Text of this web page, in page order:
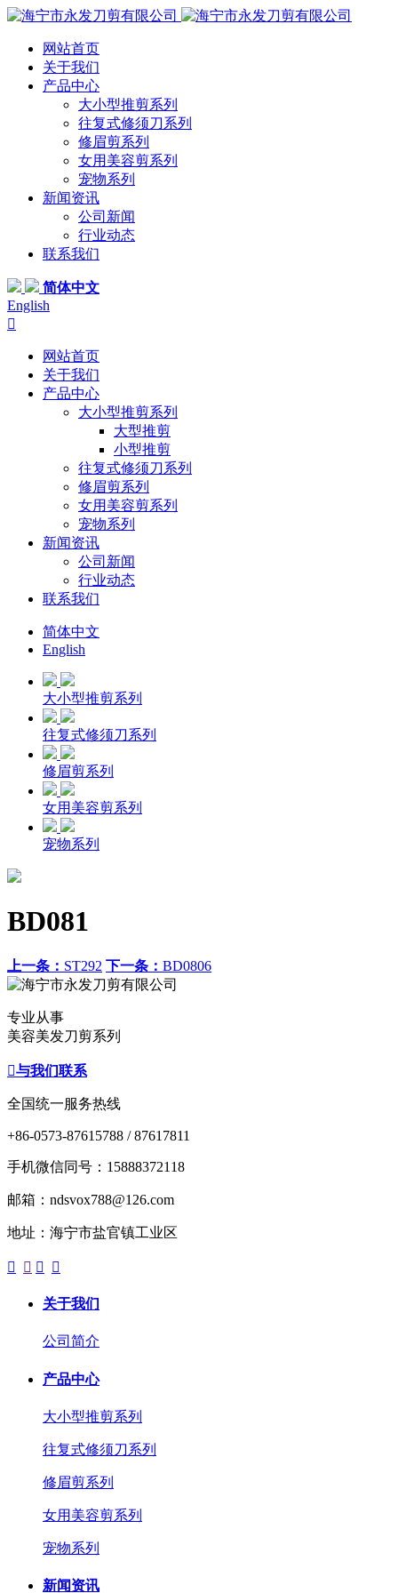
网站首页
关于我们
产品中心
大小型推剪系列
往复式修须刀系列
修眉剪系列
女用美容剪系列
宠物系列
新闻资讯
公司新闻
行业动态
联系我们
简体中文
English

网站首页
关于我们
产品中心
大小型推剪系列
大型推剪
小型推剪
往复式修须刀系列
修眉剪系列
女用美容剪系列
宠物系列
新闻资讯
公司新闻
行业动态
联系我们
简体中文
English
大小型推剪系列
往复式修须刀系列
修眉剪系列
女用美容剪系列
宠物系列
BD081
上一条： ST292 下一条： BD0806
专业从事
美容美发刀剪系列
与我们联系
全国统一服务热线
+86-0573-87615788 / 87617811
手机微信同号：15888372118
邮箱：ndsvox788@126.com
地址：海宁市盐官镇工业区
   
关于我们
公司简介
产品中心
大小型推剪系列
往复式修须刀系列
修眉剪系列
女用美容剪系列
宠物系列
新闻资讯